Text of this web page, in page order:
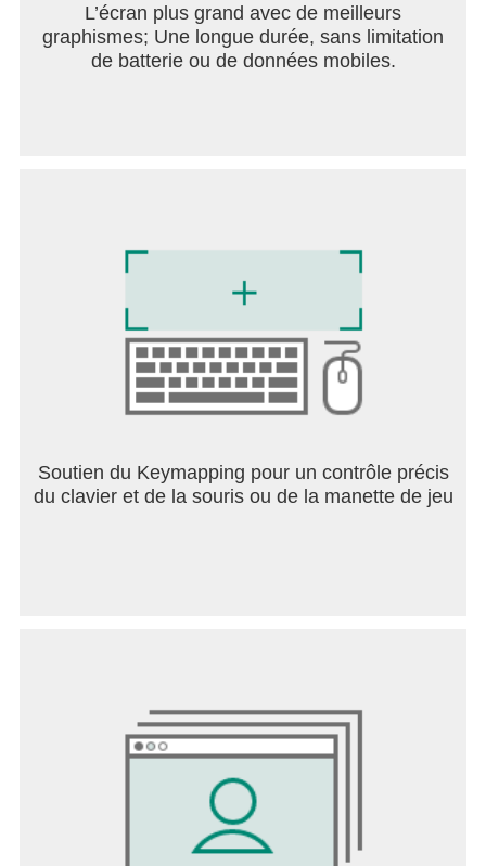
the app.
* Any feedback? Contact us at
L’écran plus grand avec de meilleurs
graphismes; Une longue durée, sans limitation
de batterie ou de données mobiles.
Soutien du Keymapping pour un contrôle précis
du clavier et de la souris ou de la manette de jeu